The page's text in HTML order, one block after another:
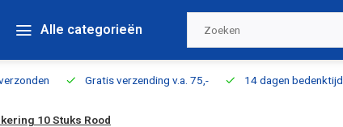
Alle categorieën
Gratis verzending v.a. 75,- 14 dagen bedenktijd
10 Stuks Rood